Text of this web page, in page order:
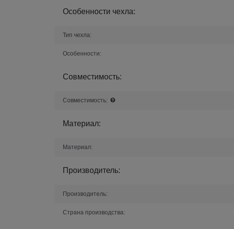
Особенности чехла:
Тип чехла:
Особенности:
Совместимость:
Совместимость:
Материал:
Материал:
Производитель:
Производитель:
Страна производства: